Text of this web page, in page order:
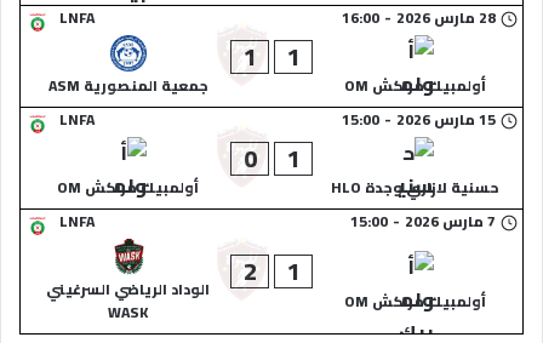
LNFA
28 مارس 2026 -
16:00
أولمبيك مراكش OM
1
1
جمعية المنصورية ASM
LNFA
15 مارس 2026 -
15:00
حسنية لازاري وجدة HLO
1
0
أولمبيك مراكش OM
LNFA
7 مارس 2026 -
15:00
أولمبيك مراكش OM
1
2
الوداد الرياضي السرغيني
WASK